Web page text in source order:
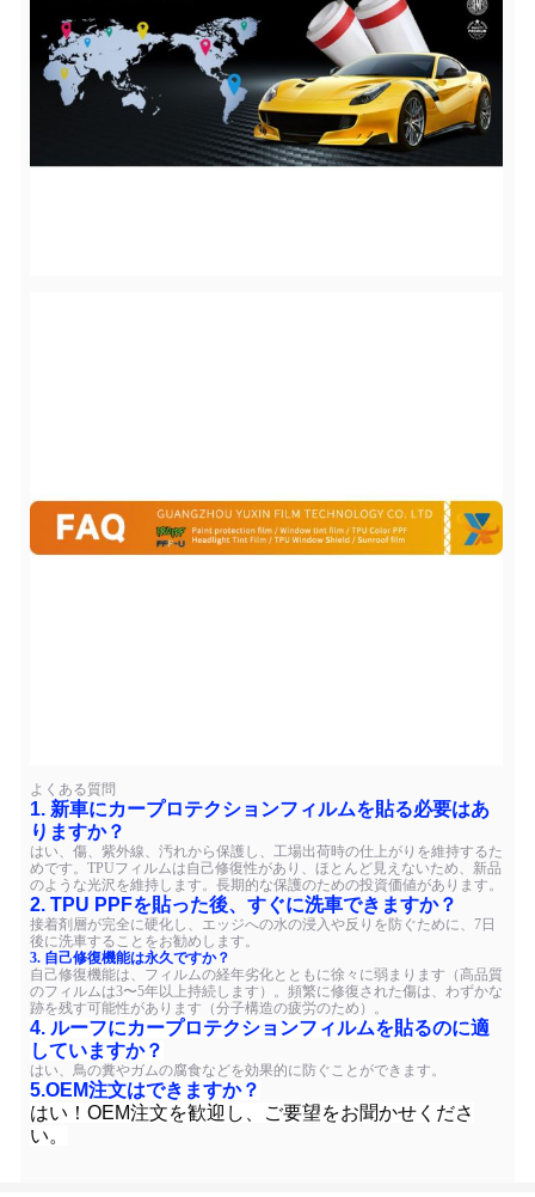
よくある質問
1. 新車にカープロテクションフィルムを貼る必要はあ
りますか？
はい、傷、紫外線、汚れから保護し、工場出荷時の仕上がりを維持するた
めです。TPUフィルムは自己修復性があり、ほとんど見えないため、新品
のような光沢を維持します。長期的な保護のための投資価値があります。
2. TPU PPFを貼った後、すぐに洗車できますか？
接着剤層が完全に硬化し、エッジへの水の浸入や反りを防ぐために、7日
後に洗車することをお勧めします。
3. 自己修復機能は永久ですか？
自己修復機能は、フィルムの経年劣化とともに徐々に弱まります（高品質
のフィルムは3〜5年以上持続します）。頻繁に修復された傷は、わずかな
跡を残す可能性があります（分子構造の疲労のため）。
4. ルーフにカープロテクションフィルムを貼るのに適
していますか？
はい、鳥の糞やガムの腐食などを効果的に防ぐことができます。
5.OEM注文はできますか？
はい！OEM注文を歓迎し、ご要望をお聞かせくださ
い。